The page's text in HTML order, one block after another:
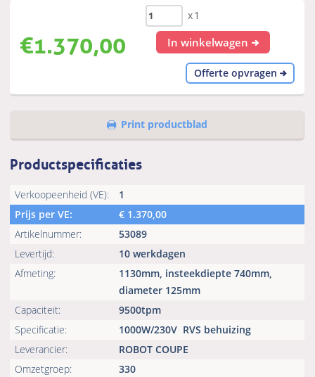
€1.370,00
x1
In winkelwagen
Offerte opvragen
Print productblad
Productspecificaties
Verkoopeenheid (VE):
1
Prijs per VE:
€ 1.370,00
Artikelnummer:
53089
Levertijd:
10 werkdagen
Afmeting:
1130mm, insteekdiepte 740mm,
diameter 125mm
Capaciteit:
9500tpm
Specificatie:
1000W/230V RVS behuizing
Leverancier:
ROBOT COUPE
Omzetgroep:
330